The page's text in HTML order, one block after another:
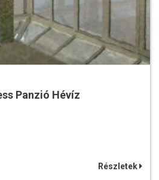
Panzió Hévíz
Részletek